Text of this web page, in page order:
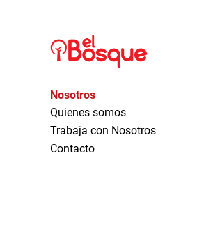
Nosotros
Quienes somos
Trabaja con Nosotros
Contacto